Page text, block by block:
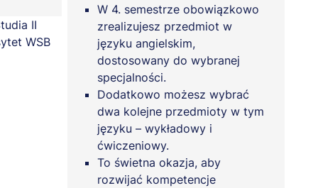
W 4. semestrze obowiązkowo
zrealizujesz przedmiot w
języku angielskim,
dostosowany do wybranej
specjalności.
Dodatkowo możesz wybrać
dwa kolejne przedmioty w tym
języku – wykładowy i
ćwiczeniowy.
To świetna okazja, aby
rozwijać kompetencje